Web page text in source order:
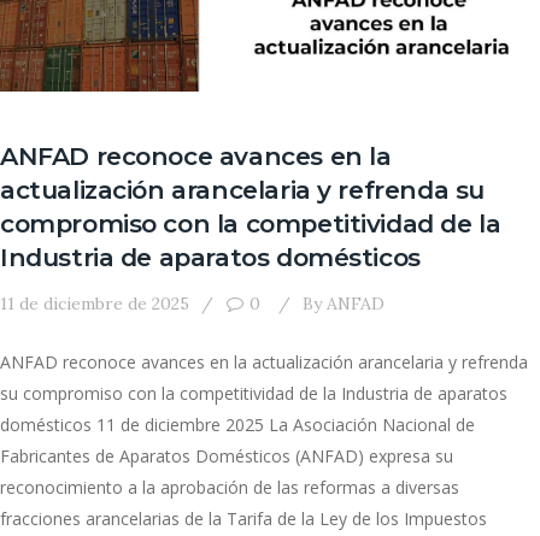
ANFAD reconoce avances en la
actualización arancelaria y refrenda su
compromiso con la competitividad de la
Industria de aparatos domésticos
11 de diciembre de 2025 0 ByANFAD
ANFAD reconoce avances en la actualización arancelaria y refrenda
su compromiso con la competitividad de la Industria de aparatos
domésticos 11 de diciembre 2025 La Asociación Nacional de
Fabricantes de Aparatos Domésticos (ANFAD) expresa su
reconocimiento a la aprobación de las reformas a diversas
fracciones arancelarias de la Tarifa de la Ley de los Impuestos